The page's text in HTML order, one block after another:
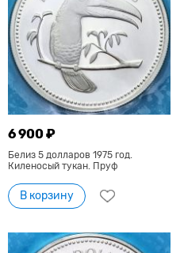
6 900 ₽
Белиз 5 долларов 1975 год.
Киленосый тукан. Пруф
В корзину